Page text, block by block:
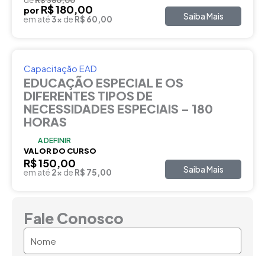
por R$ 180,00
em até3x de R$ 60,00 Saiba Mais
Capacitação EAD
EDUCAÇÃO ESPECIAL E OS
DIFERENTES TIPOS DE
NECESSIDADES ESPECIAIS – 180
HORAS
A DEFINIR
VALOR DO CURSO
R$ 150,00
em até 2x de R$ 75,00 Saiba Mais
Fale Conosco